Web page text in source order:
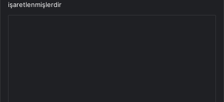
işaretlenmişlerdir